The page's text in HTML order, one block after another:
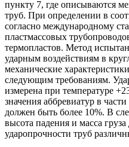
пункту 7, где описываются
труб. При определении в
согласно международному
пластмассовых
термопластов. Метод
ударным воздействиям в
механические
следующим требованиям.
измерена при температуре
значения аббревиатур в
должен быть более 10%. В
высота падения и масса
ударопрочности труб